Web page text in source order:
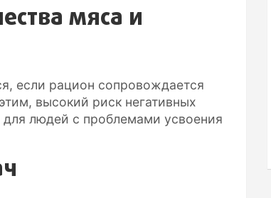
мяса и
если рацион сопровождается
высокий риск негативных
людей с проблемами усвоения